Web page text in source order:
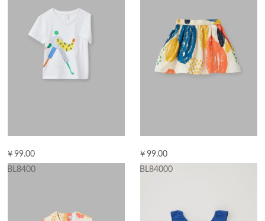
￥99.00
￥99.00
BL8400
BL84000